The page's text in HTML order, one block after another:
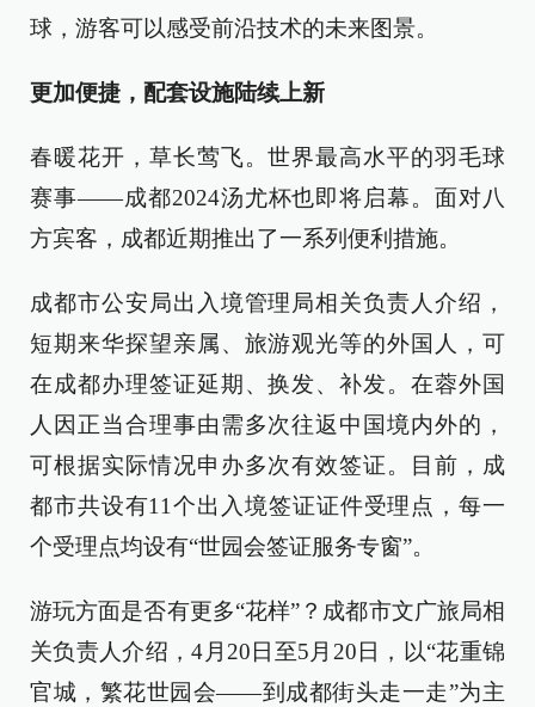
球，游客可以感受前沿技术的未来图景。
更加便捷，配套设施陆续上新
春暖花开，草长莺飞。世界最高水平的羽毛球
赛事——成都2024汤尤杯也即将启幕。面对八
方宾客，成都近期推出了一系列便利措施。
成都市公安局出入境管理局相关负责人介绍，
短期来华探望亲属、旅游观光等的外国人，可
在成都办理签证延期、换发、补发。在蓉外国
人因正当合理事由需多次往返中国境内外的，
可根据实际情况申办多次有效签证。目前，成
都市共设有11个出入境签证证件受理点，每一
个受理点均设有“世园会签证服务专窗”。
游玩方面是否有更多“花样”？成都市文广旅局相
关负责人介绍，4月20日至5月20日，以“花重锦
官城，繁花世园会——到成都街头走一走”为主